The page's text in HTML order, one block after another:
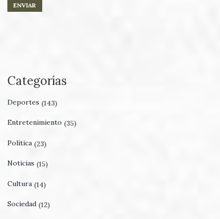
Categorías
Deportes (143)
Entretenimiento (35)
Política (23)
Noticias (15)
Cultura (14)
Sociedad (12)